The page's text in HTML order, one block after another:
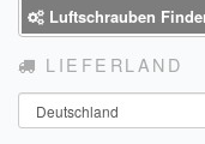
Luftschrauben
LIEFERLAND
Land